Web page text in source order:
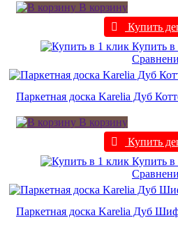
В корзину
Купить
Купить в
Паркетная доска Karelia Дуб
В корзину
Купить
Купить в
Паркетная доска Karelia Дуб